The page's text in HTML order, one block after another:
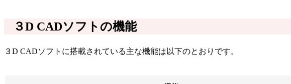
３D CADソフトの機能
３D CADソフトに搭載されている主な機能は以下のとおりです。